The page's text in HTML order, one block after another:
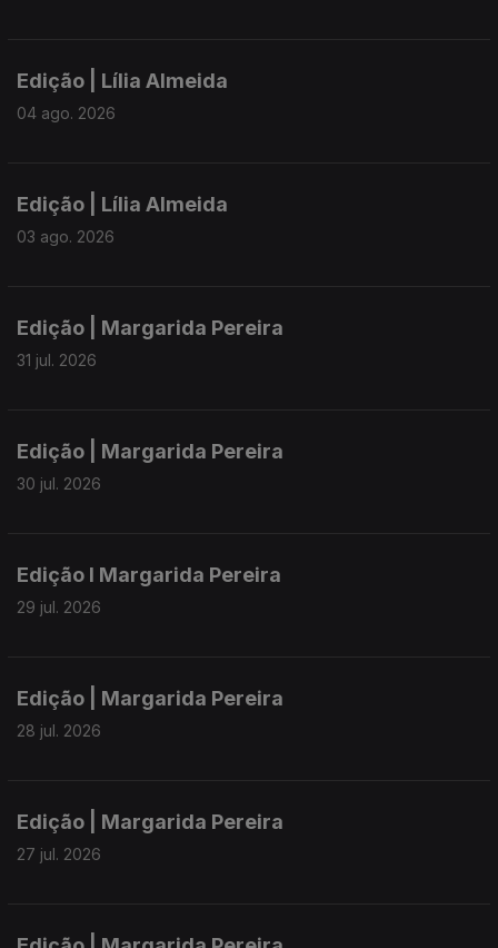
Edição | Lília Almeida
04 ago. 2026
Edição | Lília Almeida
03 ago. 2026
Edição | Margarida Pereira
31 jul. 2026
Edição | Margarida Pereira
30 jul. 2026
Edição I Margarida Pereira
29 jul. 2026
Edição | Margarida Pereira
28 jul. 2026
Edição | Margarida Pereira
27 jul. 2026